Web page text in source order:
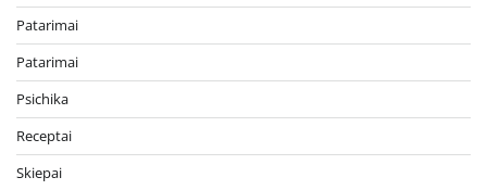
Patarimai
Patarimai
Psichika
Receptai
Skiepai